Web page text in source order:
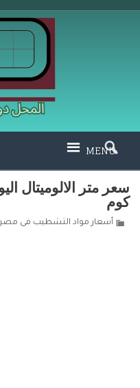
MENU
سعر متر الالوميتال
كوم
أسعار مواد التشطيب فى مصر